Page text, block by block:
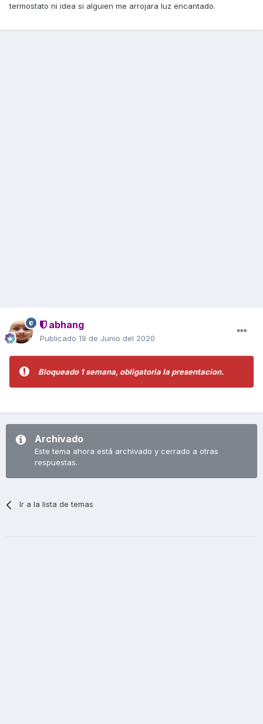
termostato ni idea si alguien me arrojara luz encantado.
abhang
Publicado 19 de Junio del 2020
Bloqueado 1 semana, obligatoria la presentacion.
Archivado
Este tema ahora está archivado y cerrado a otras
respuestas.
Ir a la lista de temas